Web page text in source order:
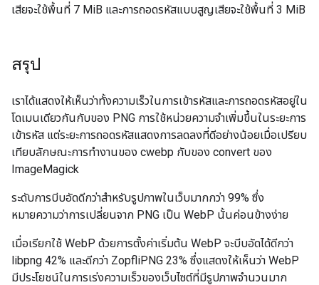
เสียจะใช้พื้นที่ 7 MiB และการถอดรหัสแบบสูญเสียจะใช้พื้นที่ 3 MiB
สรุป
เราได้แสดงให้เห็นว่าทั้งความเร็วในการเข้ารหัสและการถอดรหัสอยู่ใน
โดเมนเดียวกันกับของ PNG การใช้หน่วยความจําเพิ่มขึ้นในระยะการ
เข้ารหัส แต่ระยะการถอดรหัสแสดงการลดลงที่ดีอย่างน้อยเมื่อเปรียบ
เทียบลักษณะการทํางานของ cwebp กับของ convert ของ
ImageMagick
ระดับการบีบอัดดีกว่าสำหรับรูปภาพในเว็บมากกว่า 99% ซึ่ง
หมายความว่าการเปลี่ยนจาก PNG เป็น WebP นั้นค่อนข้างง่าย
เมื่อเรียกใช้ WebP ด้วยการตั้งค่าเริ่มต้น WebP จะบีบอัดได้ดีกว่า
libpng 42% และดีกว่า ZopfliPNG 23% ซึ่งแสดงให้เห็นว่า WebP
มีประโยชน์ในการเร่งความเร็วของเว็บไซต์ที่มีรูปภาพจำนวนมาก